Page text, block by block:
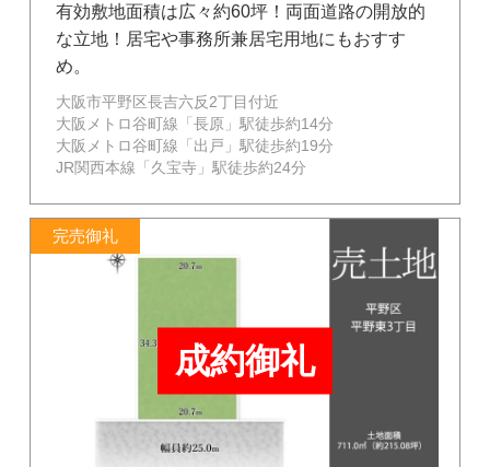
有効敷地面積は広々約60坪！両面道路の開放的
な立地！居宅や事務所兼居宅用地にもおすす
め。
大阪市平野区長吉六反2丁目付近
大阪メトロ谷町線「長原」駅徒歩約14分
大阪メトロ谷町線「出戸」駅徒歩約19分
JR関西本線「久宝寺」駅徒歩約24分
成約御礼
完売御礼